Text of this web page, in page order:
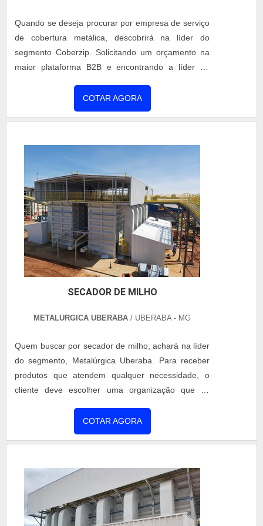
Quando se deseja procurar por empresa de serviço
de cobertura metálica, descobrirá na líder do
segmento Coberzip. Solicitando um orçamento na
maior plataforma B2B e encontrando a líder do
sempre ser prestado por empresas especializadas
no segmento. Esse tipo de cuidado ajuda a garantir
COTAR AGORA
SECADOR DE MILHO
METALURGICA UBERABA / UBERABA - MG
Quem buscar por secador de milho, achará na líder
do segmento, Metalúrgica Uberaba. Para receber
produtos que atendem qualquer necessidade, o
cliente deve escolher uma organização que se
ampla experiência no ramo.MAIS INFORMAÇÕES
INTERESSANTES SOBRE SECADOR DE MILHOSe
até a Metalúrgica Uberaba. Empresa especializada
em aquecedor de caldo vertical e secador rotativo,
garantindo o que há de melhor na atualidade.Sem
trocar o foco sobre secador de milho, deve-se ter a
COTAR AGORA